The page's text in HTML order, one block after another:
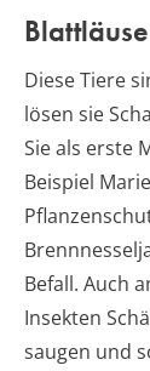
Blattläuse
Diese Tiere
lösen sie
Sie als erste
Beispiel
Befall. Auch
Insekten
saugen und